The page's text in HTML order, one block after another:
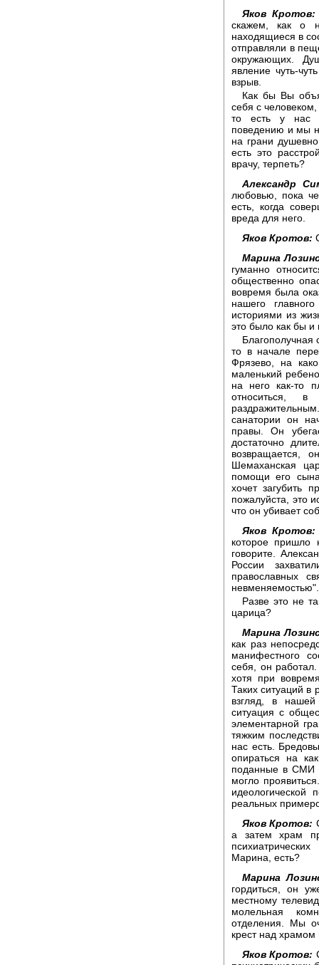
Яков Кротов:
скажем, как о
находящиеся в
отправляли в
окружающих.
явление чуть-
взрыв.
Как бы Вы
себя с
то есть у нас
поведению и мы
на грани
есть это
врачу, терпеть?
Александр
любовью, пока
есть, когда
вреда для него.
Яков Кротов:
Марина
гуманно
общественно
вовремя была
нашего
историями из
это было как бы и
Благополучная
то в начале
Фрязево, на
маленький
на него как-то
относиться,
санатории он
правы. Он
достаточно
возвращается,
Шемаханская
помощи его
хочет загубить
пожалуйста, это
что он убивает
Яков Кротов:
которое
говорите.
России
православных
невменяемостью".
Разве это не
царица?
Марина
как раз
манифестного
себя, он
хотя при
Таких ситуаций в
взгляд, в
ситуация с
элементарной
тяжким
нас есть.
опираться на
поданные в СМИ
могло
реальных
Яков Кротов:
а затем храм
Марина, есть?
Марина
гордиться, он
местному
молельная
отделения. Мы
крест над храмом
Яков Кротов: